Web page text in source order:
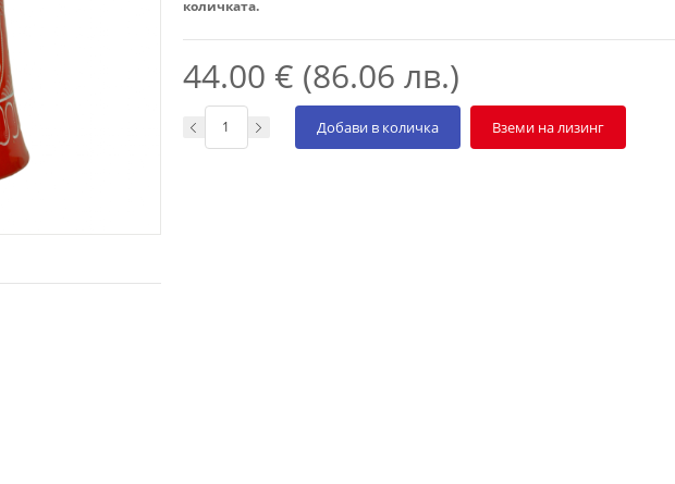
количката.
44.00 € (86.06 лв.)
Добави в количка Вземи на лизинг